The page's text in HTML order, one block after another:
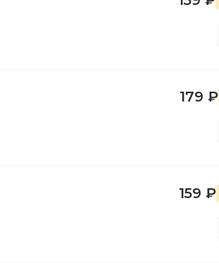
179 ₽
159 ₽